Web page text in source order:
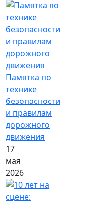
Памятка по
технике
безопасности
и правилам
дорожного
движения
17
мая
2026